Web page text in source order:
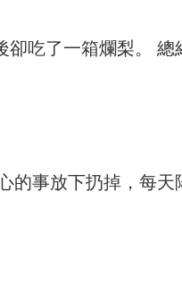
吃了一箱爛梨。 總
事放下扔掉，每天